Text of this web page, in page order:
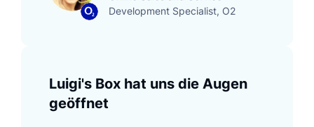
Development Specialist, O2
Luigi's Box hat uns die Augen
geöffnet